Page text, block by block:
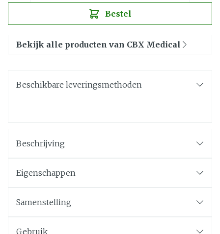
Bestel
Bekijk alle producten van CBX Medical
Beschikbare leveringsmethoden
Beschrijving
Eigenschappen
Samenstelling
Gebruik